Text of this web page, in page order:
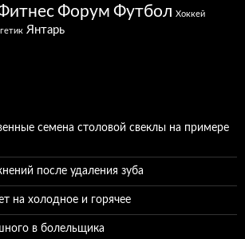
Форум Футбол Хоккей
Янтарь
семена столовой свеклы на примере
после удаления зуба
на холодное и горячее
в болельщика